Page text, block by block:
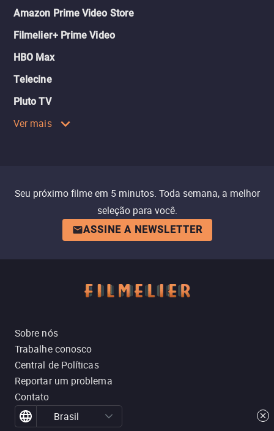
Amazon Prime Video Store
Filmelier+ Prime Video
HBO Max
Telecine
Pluto TV
Ver mais
Seu próximo filme em 5 minutos. Toda semana, a melhor
seleção para você.
ASSINE A NEWSLETTER
Sobre nós
Trabalhe conosco
Central de Políticas
Reportar um problema
Contato
Brasil